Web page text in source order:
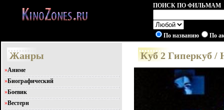
ПОИСК ПО ФИЛЬМАМ
По названию По
Жанры
»Аниме
»Биографический
»Боевик
»Вестерн
Куб 2 Гиперкуб /